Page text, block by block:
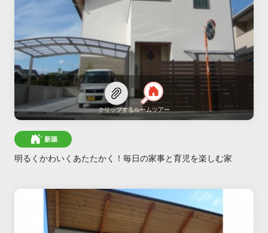
クリップするルームツアー
新築
明るくかわいくあたたかく！毎日の家事と育児を楽しむ家